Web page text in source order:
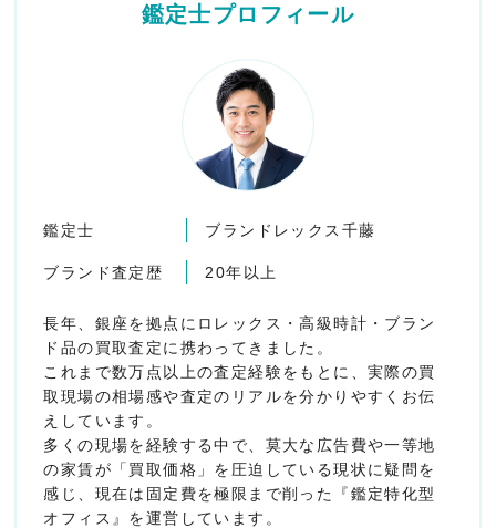
鑑定士プロフィール
鑑定士 ブランドレックス千藤
ブランド査定歴 20年以上
長年、銀座を拠点にロレックス・高級時計・ブラン
ド品の買取査定に携わってきました。
これまで数万点以上の査定経験をもとに、実際の買
取現場の相場感や査定のリアルを分かりやすくお伝
えしています。
多くの現場を経験する中で、莫大な広告費や一等地
の家賃が「買取価格」を圧迫している現状に疑問を
感じ、現在は固定費を極限まで削った『鑑定特化型
オフィス』を運営しています。